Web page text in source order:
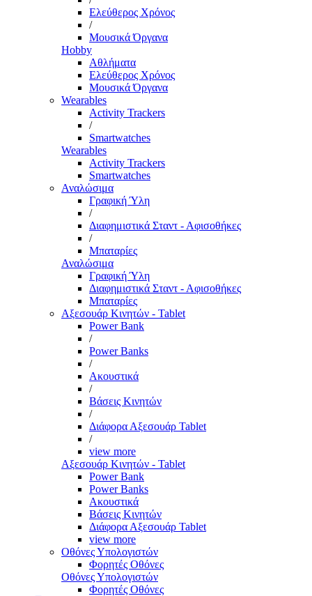
Ελεύθερος Χρόνος
/
Μουσικά Όργανα
Hobby
Αθλήματα
Ελεύθερος Χρόνος
Μουσικά Όργανα
Wearables
Activity Trackers
/
Smartwatches
Wearables
Activity Trackers
Smartwatches
Αναλώσιμα
Γραφική Ύλη
/
Διαφημιστικά Σταντ - Αφισοθήκες
/
Μπαταρίες
Αναλώσιμα
Γραφική Ύλη
Διαφημιστικά Σταντ - Αφισοθήκες
Μπαταρίες
Αξεσουάρ Κινητών - Tablet
Power Bank
/
Power Banks
/
Ακουστικά
/
Βάσεις Κινητών
/
Διάφορα Αξεσουάρ Tablet
/
view more
Αξεσουάρ Κινητών - Tablet
Power Bank
Power Banks
Ακουστικά
Βάσεις Κινητών
Διάφορα Αξεσουάρ Tablet
view more
Οθόνες Υπολογιστών
Φορητές Οθόνες
Οθόνες Υπολογιστών
Φορητές Οθόνες